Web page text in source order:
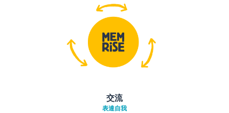
交流
表達自我